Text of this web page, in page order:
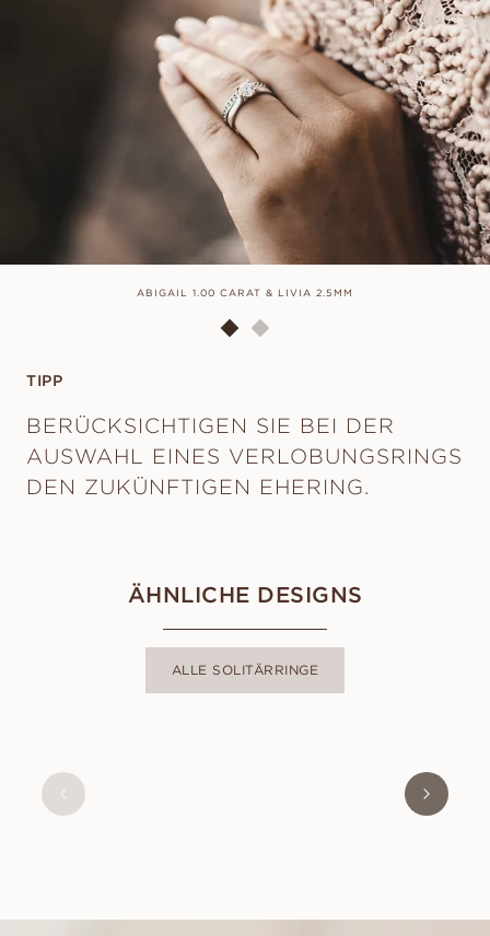
ABIGAIL 1.00 CARAT & LIVIA 2.5MM
TIPP
BERÜCKSICHTIGEN SIE BEI DER
AUSWAHL EINES VERLOBUNGSRINGS
DEN ZUKÜNFTIGEN EHERING.
ÄHNLICHE DESIGNS
ALLE SOLITÄRRINGE